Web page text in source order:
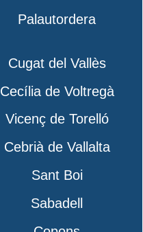
Palautordera
Cugat del Vallès
Cecília de Voltregà
Vicenç de Torelló
Cebrià de Vallalta
Sant Boi
Sabadell